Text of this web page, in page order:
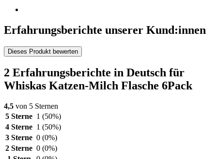
Erfahrungsberichte unserer Kund:innen
Dieses Produkt bewerten
2 Erfahrungsberichte in Deutsch für
Whiskas Katzen-Milch Flasche 6Pack
4,5 von 5 Sternen
5 Sterne 1 (50%)
4 Sterne 1 (50%)
3 Sterne 0 (0%)
2 Sterne 0 (0%)